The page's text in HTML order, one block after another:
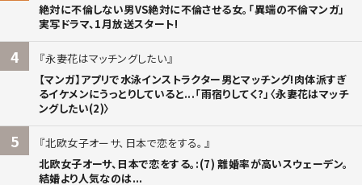
絶対に不倫しない男VS絶対に不倫させる女。「異端の不倫マンガ」
実写ドラマ、1月放送スタート!
4
永妻花はマッチングしたい
【マンガ】アプリで水泳インストラクター男とマッチング!肉体派すぎ
るイケメンにうっとりしていると...「雨宿りしてく?」〈永妻花はマッチ
ングしたい(2)〉
5
北欧女子オーサ、日本で恋をする。
北欧女子オーサ、日本で恋をする。:(7) 離婚率が高いスウェーデン。
結婚より人気なのは...